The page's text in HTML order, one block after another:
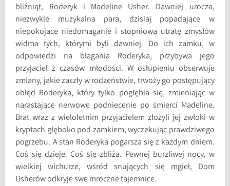
bliźniąt, Roderyk i Madeline Usher. Dawniej urocza,
niezwykle muzykalna para, dzisiaj popadające w
niepokojące niedomaganie i stopniową utratę zmysłów
widma tych, którymi byli dawniej. Do ich zamku, w
odpowiedzi na błagania Roderyka, przybywa jego
przyjaciel z czasów młodości. W osłupieniu obserwuje
zmiany, jakie zaszły w rodzeństwie, trwoży go postępujący
obłęd Roderyka, który tylko pogłębia się, zmieniając w
narastające nerwowe podniecenie po śmierci Madeline.
Brat wraz z wieloletnim przyjacielem złożyli jej zwłoki w
kryptach głęboko pod zamkiem, wyczekując prawdziwego
pogrzebu. A stan Roderyka pogarsza się z każdym dniem.
Coś się dzieje. Coś się zbliża. Pewnej burzliwej nocy, w
wielkiej wichurze, wśród snujących się mgieł, Dom
Usherów odkryje swe mroczne tajemnice.